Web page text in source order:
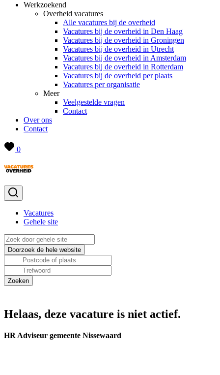
Werkzoekend
Overheid vacatures
Alle vacatures bij de overheid
Vacatures bij de overheid in Den Haag
Vacatures bij de overheid in Groningen
Vacatures bij de overheid in Utrecht
Vacatures bij de overheid in Amsterdam
Vacatures bij de overheid in Rotterdam
Vacatures bij de overheid per plaats
Vacatures per organisatie
Meer
Veelgestelde vragen
Contact
Over ons
Contact
0
Vacatures
Gehele site
Helaas, deze vacature is niet actief.
HR Adviseur gemeente Nissewaard